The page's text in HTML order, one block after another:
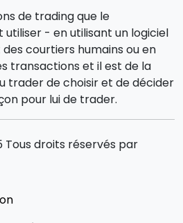
de trading que le
- en utilisant un logiciel
courtiers humains ou en
transactions et il est de la
trader de choisir et de décider
pour lui de trader.
Tous droits réservés par